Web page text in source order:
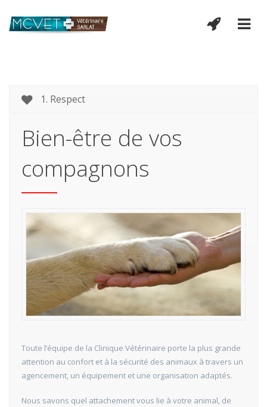
1. Respect
Bien-être de vos
compagnons
Toute l’équipe de la Clinique Vétérinaire porte la plus grande
attention au confort et à la sécurité des animaux à travers un
agencement, un équipement et une organisation adaptés.
Nous savons quel attachement vous lie à votre animal, de